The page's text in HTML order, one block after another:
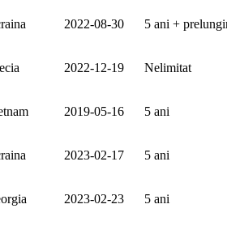
2022‑08‑30 5 ani +
2022‑12‑19 Nelimitat
2019‑05‑16 5 ani
2023‑02‑17 5 ani
2023‑02‑23 5 ani